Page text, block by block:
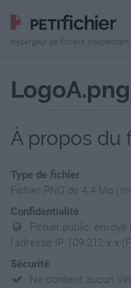
Hébergeur de fichiers indépendant
LogoA.png
À propos du
Type de fichier
Fichier PNG de 4.4 Mo
Confidentialité
Fichier public,
l'adresse IP 109.212.x.x
Sécurité
Ne contient aucun